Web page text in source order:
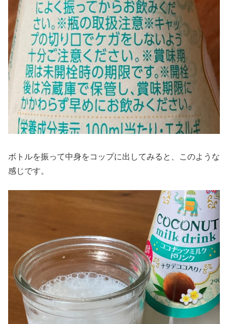
ボトルを振って中身をコップに出してみると、このような
感じです。